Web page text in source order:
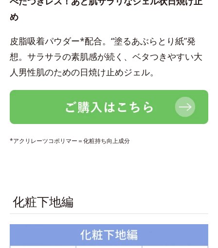
め
皮脂吸着パウダー*配合。“塗るあぶらとり紙”発
想。サラサラの素肌感が続く、ベタつきやすい大
人男性肌のための日焼け止めジェル。
*アクリレーツコポリマー＝化粧持ち向上成分
化粧下地編